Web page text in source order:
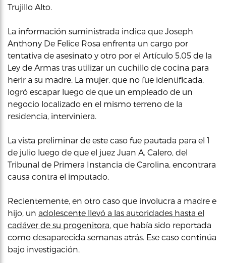
Trujillo Alto.
La información suministrada indica que Joseph
Anthony De Felice Rosa enfrenta un cargo por
tentativa de asesinato y otro por el Artículo 5.05 de la
Ley de Armas tras utilizar un cuchillo de cocina para
herir a su madre. La mujer, que no fue identificada,
logró escapar luego de que un empleado de un
negocio localizado en el mismo terreno de la
residencia, interviniera.
La vista preliminar de este caso fue pautada para el 1
de julio luego de que el juez Juan A. Calero, del
Tribunal de Primera Instancia de Carolina, encontrara
causa contra el imputado.
Recientemente, en otro caso que involucra a madre e
hijo, un adolescente llevó a las autoridades hasta el
cadáver de su progenitora , que había sido reportada
como desaparecida semanas atrás. Ese caso continúa
bajo investigación.